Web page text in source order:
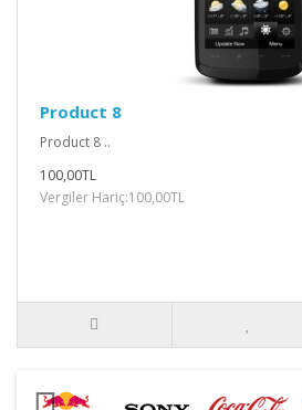
Product 8
Product 8 ..
100,00TL
Vergiler Hariç:100,00TL